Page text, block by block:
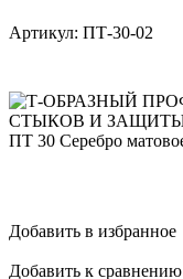
Артикул: ПТ-30-02
Добавить в избранное
Добавить к сравнению